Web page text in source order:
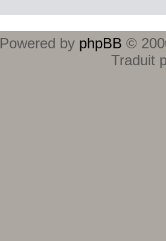
Powered by phpBB ©
Traduit